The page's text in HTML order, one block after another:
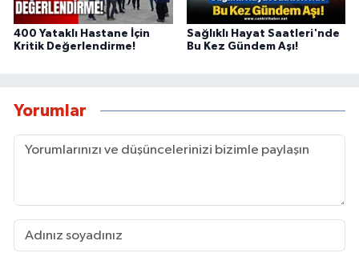
400 Yataklı Hastane İçin
Kritik Değerlendirme!
Sağlıklı Hayat Saatleri'nde
Bu Kez Gündem Aşı!
Yorumlar